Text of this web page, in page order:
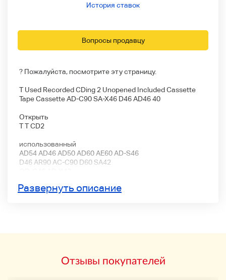
История ставок
Вопросы продавцу
? Пожалуйста, посмотрите эту страницу.
T Used Recorded CDing 2 Unopened Included Cassette
Tape Cassette AD-C90 SA-X46 D46 AD46 40
Открыть
T T CD2
использованный
AD54 AD46 AD50 AD60 AE60 AD-S46
D46 AR90 AC-C90 D60 SA42
CDing-II50
таким как ухудшение старения, царапины, грязь и т. Д.
Развернуть описание
Отзывы покупателей